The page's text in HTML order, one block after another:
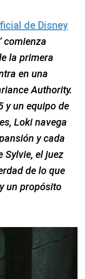
de Disney
’ comienza
la primera
en una
Authority.
y un equipo de
Loki navega
y cada
Sylvie, el juez
de lo que
un propósito